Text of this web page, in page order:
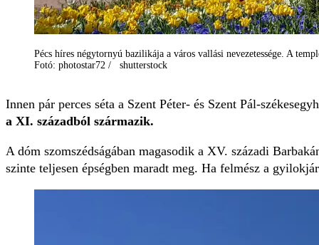
Pécs híres négytornyú bazilikája a város vallási nevezetessége. A
Fotó: photostar72 / shutterstock
Innen pár perces séta a Szent Péter- és Szent Pál-
a XI. századból származik.
A dóm szomszédságában magasodik a XV. századi
szinte teljesen épségben maradt meg. Ha felmész a